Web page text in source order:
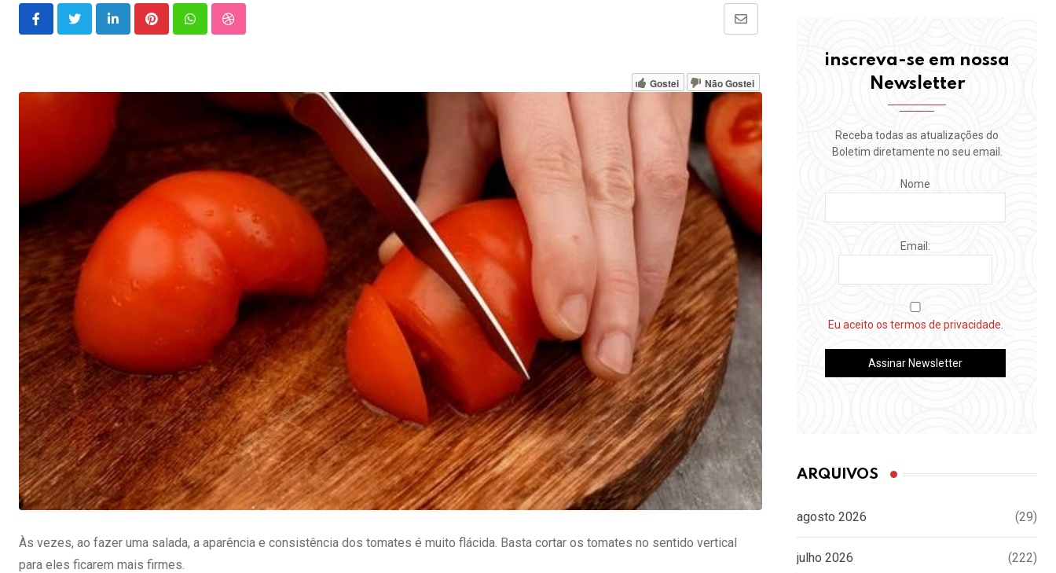
LinkedInPinterestWhatsappStumbleUpon
Share
Email
Gostei Não Gostei
Às vezes, ao fazer uma salada, a aparência e consistência dos tomates é muito flácida. Basta cortar os tomates no sentido vertical
para eles ficarem mais firmes.
inscreva-se em nossa
Newsletter
Receba todas as atualizações do
Boletim diretamente no seu email.
Nome
Email:
Eu aceito os termos de privacidade.
ARQUIVOS
agosto 2026 (29)
julho 2026 (222)